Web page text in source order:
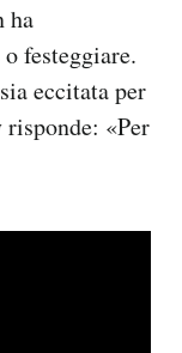
ha
festeggiare.
eccitata per
«Per